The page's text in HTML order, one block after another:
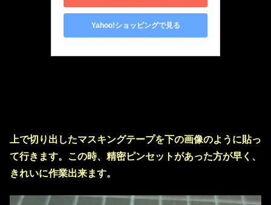
Yahoo!ショッピングで見る
上で切り出したマスキングテープを下の画像のように貼っ
て行きます。この時、精密ピンセットがあった方が早く、
きれいに作業出来ます。